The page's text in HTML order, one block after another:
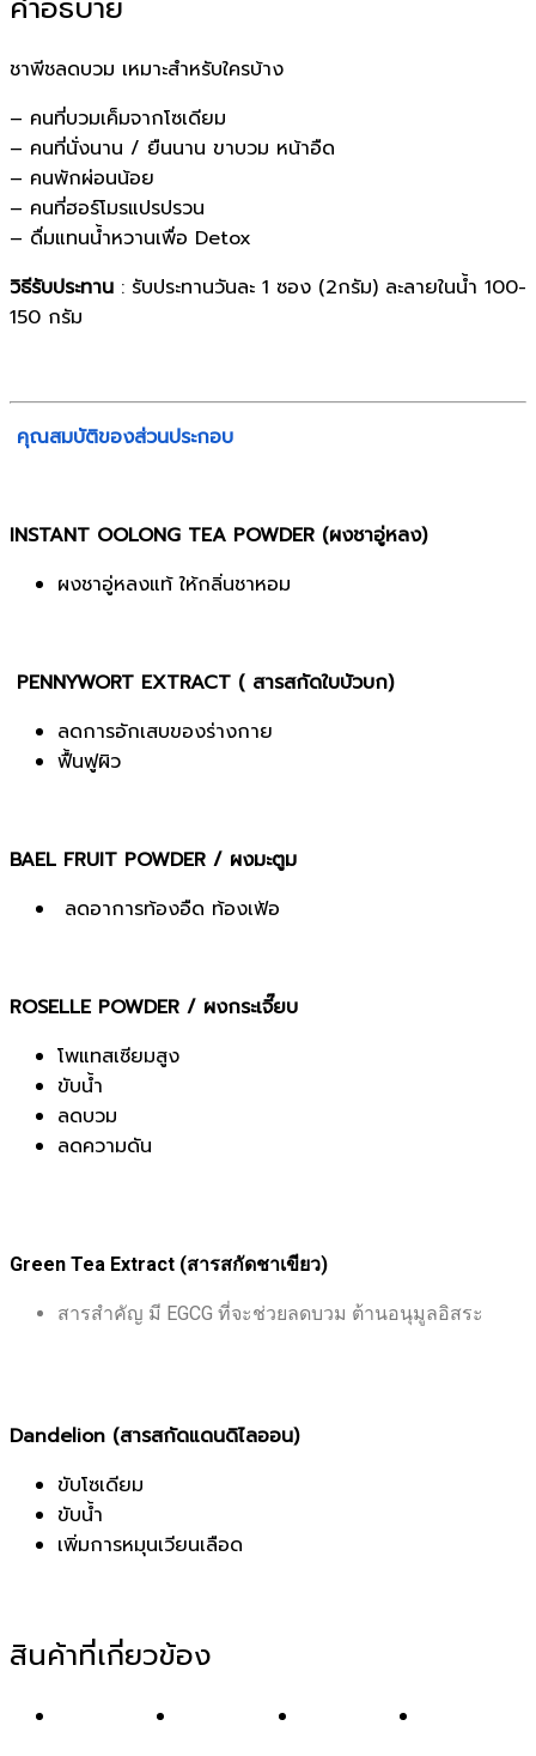
ชาพีชลดบวม เหมาะสำหรับใครบ้าง
– คนที่บวมเค็มจากโซเดียม
– คนที่นั่งนาน / ยืนนาน ขาบวม หน้าอืด
– คนพักผ่อนน้อย
– คนที่ฮอร์โมรแปรปรวน
– ดื่มแทนน้ำหวานเพื่อ Detox
วิธีรับประทาน : รับประทานวันละ 1 ซอง (2กรัม) ละลายในน้ำ 100-
150 กรัม
คุณสมบัติของส่วนประกอบ
INSTANT OOLONG TEA POWDER (ผงชาอู่หลง)
ผงชาอู่หลงแท้ ให้กลิ่นชาหอม
PENNYWORT EXTRACT ( สารสกัดใบบัวบก)
ลดการอักเสบของร่างกาย
ฟื้นฟูผิว
BAEL FRUIT POWDER / ผงมะตูม
ลดอาการท้องอืด ท้องเฟ้อ
ROSELLE POWDER / ผงกระเจี๊ยบ
โพแทสเซียมสูง
ขับน้ำ
ลดบวม
ลดความดัน
Green Tea Extract (สารสกัดชาเขียว)
สารสำคัญ มี EGCG ที่จะช่วยลดบวม ต้านอนุมูลอิสระ
Dandelion (สารสกัดแดนดิไลออน)
ขับโซเดียม
ขับน้ำ
เพิ่มการหมุนเวียนเลือด
สินค้าที่เกี่ยวข้อง